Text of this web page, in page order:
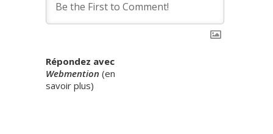
Répondez avec
Webmention (en
savoir plus)